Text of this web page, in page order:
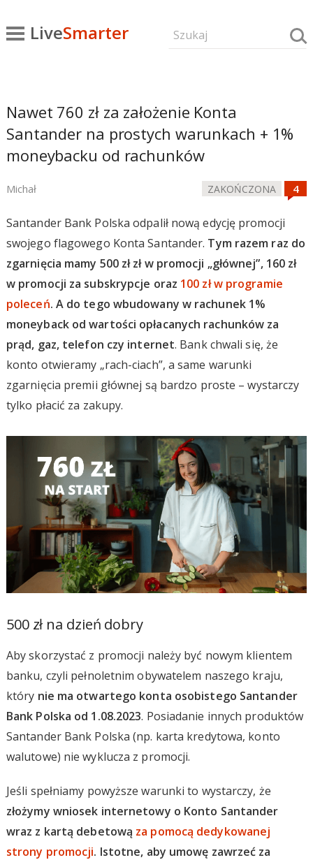
LiveSmarter
Nawet 760 zł za założenie Konta
Santander na prostych warunkach + 1%
moneybacku od rachunków
Michał ZAKOŃCZONA
Santander Bank Polska odpalił nową edycję promocji
swojego flagowego Konta Santander. Tym razem raz do
zgarnięcia mamy 500 zł zł w promocji „głównej”, 160 zł
w promocji za subskrypcje oraz 100 zł w programie
poleceń. A do tego wbudowany w rachunek 1%
moneyback od wartości opłacanych rachunków za
prąd, gaz, telefon czy internet. Bank chwali się, że
konto otwieramy „rach-ciach”, a same warunki
zgarnięcia premii głównej są bardzo proste – wystarczy
tylko płacić za zakupy.
500 zł na dzień dobry
Aby skorzystać z promocji należy być nowym klientem
banku, czyli pełnoletnim obywatelem naszego kraju,
który nie ma otwartego konta osobistego Santander
Bank Polska od 1.08.2023. Posiadanie innych produktów
Santander Bank Polska (np. karta kredytowa, konto
walutowe) nie wyklucza z promocji.
Jeśli spełniamy powyższe warunki to wystarczy, że
złożymy wniosek internetowy o Konto Santander
wraz z kartą debetową za pomocą dedykowanej
strony promocji. Istotne, aby umowę zawrzeć za